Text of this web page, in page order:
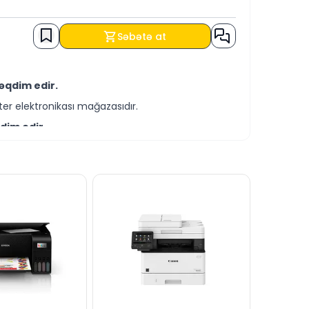
Səbətə at
edir.
elektronikası mağazasıdır.
edir.
şərtləri ilə əldə edə bilərsiniz.
bizə yaza bilərsiniz.
cavablandırmağa hər daim hazırıq.
bilərsiniz.